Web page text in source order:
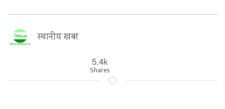
स्थानीय खबर
5.4k
Shares